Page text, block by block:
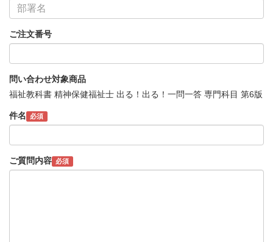
ご注文番号
問い合わせ対象商品
福祉教科書 精神保健福祉士 出る！出る！一問一答 専門科目 第6版
件名 必須
ご質問内容 必須